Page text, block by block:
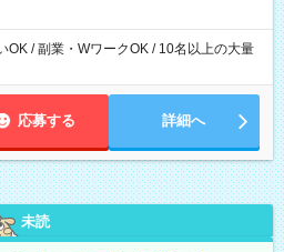
OK / 副業・WワークOK / 10名以上の大量
応募する 詳細へ
未読